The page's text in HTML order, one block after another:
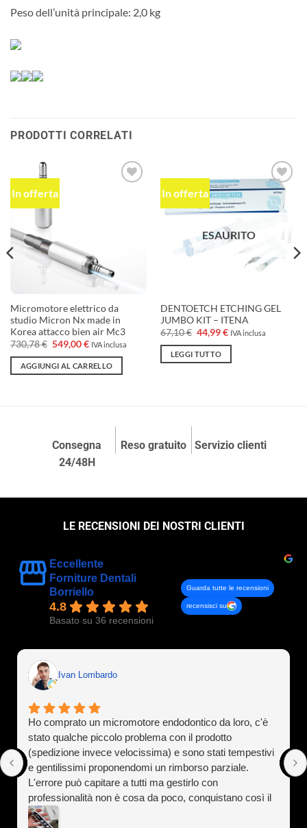
Peso dell’unità principale: 2,0 kg
PRODOTTI CORRELATI
In offerta
Micromotore elettrico da
studio Micron Nx made in
Korea attacco bien air Mc3
730,78€ Il
prezzo
originale
era:
549,00€Il
attuale
è:
IVA inclusa
AGGIUNGI AL CARRELLO
In offerta
Aggiungi
alla lista
dei
ESAURITO
DENTOETCH ETCHING GEL
JUMBO KIT – ITENA
67,10€ Il
prezzo
originale
era:
44,99€Il
attuale
IVA inclusa
LEGGI TUTTO
Consegna
24/48H
Reso gratuito Servizio clienti
LE RECENSIONI DEI NOSTRI CLIENTI
Eccellente
Forniture Dentali
Borriello
4.8
Basato su 36 recensioni
Guarda tutte le recensioni
recensisci su
Ivan Lombardo
Ho comprato un micromotore endodontico da loro, c'è
stato qualche piccolo problema con il prodotto
(spedizione invece velocissima) e sono stati tempestivi
e gentilissimi proponendomi un rimborso parziale.
L'errore può capitare a tutti ma gestirlo con
professionalità non è cosa da poco, conquistano così il
cliente a vita). Assolutamente consigliati